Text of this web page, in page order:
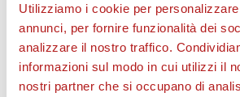
Utilizziamo i cookie per
annunci, per fornire funzionalità dei
analizzare il nostro traffico.
informazioni sul modo in cui utilizzi il
nostri partner che si occupano di